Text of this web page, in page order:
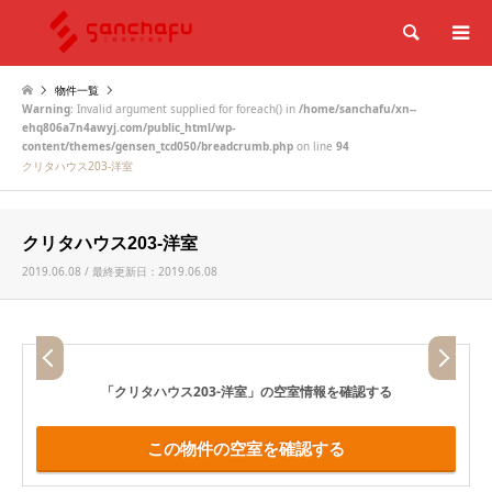
検索
物件一覧
Warning: Invalid argument supplied for foreach() in /home/sanchafu/xn--
ehq806a7n4awyj.com/public_html/wp-
content/themes/gensen_tcd050/breadcrumb.php on line 94
クリタハウス203-洋室
クリタハウス203-洋室
2019.06.08 / 最終更新日：2019.06.08
「クリタハウス203-洋室」 の空室情報を確認する
この物件の空室を確認する